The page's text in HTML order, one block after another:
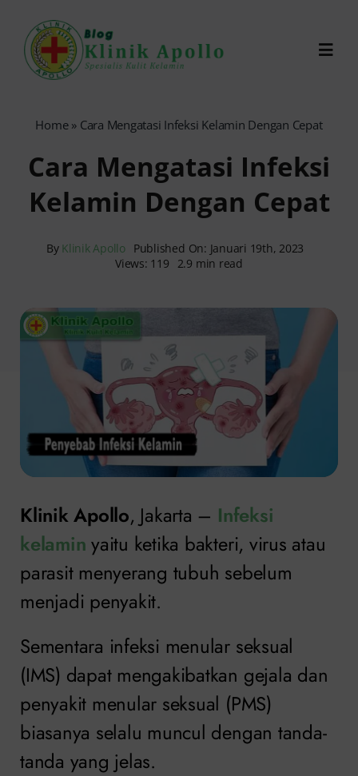
content
0821-1099-9870
Home» Cara Mengatasi Infeksi Kelamin Dengan Cepat
Cara Mengatasi Infeksi
Kelamin Dengan Cepat
By Klinik Apollo Published On: Januari 19th, 2023
Views: 119
2.9 min read
Klinik Apollo, Jakarta – Infeksi
kelamin yaitu ketika bakteri, virus atau
parasit menyerang tubuh sebelum
menjadi penyakit.
Sementara infeksi menular seksual
(IMS) dapat mengakibatkan gejala dan
penyakit menular seksual (PMS)
biasanya selalu muncul dengan tanda-
tanda yang jelas.